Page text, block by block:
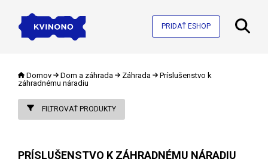
PRIDAŤ ESHOP
Domov Dom a záhrada Záhrada
Príslušenstvo k
záhradnému náradiu
FILTROVAŤ PRODUKTY
PRÍSLUŠENSTVO K ZÁHRADNÉMU NÁRADIU